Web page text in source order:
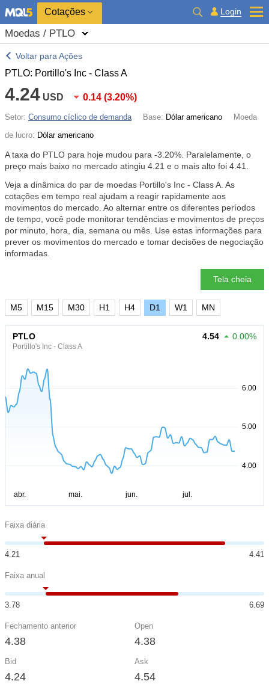
Cotações Login
Moedas / PTLO
Voltar para Ações
PTLO: Portillo's Inc - Class A
4.24 USD 0.14 (3.20%)
Setor: Consumo cíclico de demanda Base: Dólar americano
Moeda
de lucro: Dólar americano
A taxa do PTLO para hoje mudou para -3.20% . Paralelamente, o
preço mais baixo no mercado atingiu 4.21 e o mais alto foi 4.41.
Veja a dinâmica do par de moedas Portillo's Inc - Class A. As
cotações em tempo real ajudam a reagir rapidamente aos
movimentos do mercado. Ao alternar entre os diferentes períodos
de tempo, você pode monitorar tendências e movimentos de preços
por minuto, hora, dia, semana ou mês. Use estas informações para
prever os movimentos do mercado e tomar decisões de negociação
informadas.
Tela cheia
M5 M15 M30 H1 H4 D1 W1 MN
PTLO
Portillo's Inc - Class A
4.54 0.00%
Faixa diária
4.21 4.41
Faixa anual
3.78 6.69
Fechamento anterior
4.38
Open
4.38
Bid
4.24
Ask
4.54